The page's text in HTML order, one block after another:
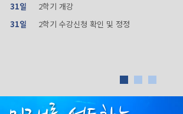
31일
2학기 개강
31일
2학기 수강신청 확인 및 정정